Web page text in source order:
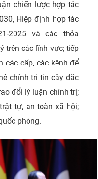
chiến lược hợp tác
Hiệp định hợp tác
2025 và các thỏa
trên các lĩnh vực; tiếp
các cấp, các kênh để
chính trị tin cậy đặc
đổi lý luận chính trị;
tự, an toàn xã hội;
phòng.